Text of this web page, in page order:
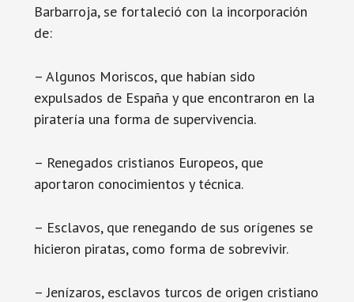
Barbarroja, se fortaleció con la incorporación
de:
– Algunos Moriscos, que habían sido
expulsados de España y que encontraron en la
piratería una forma de supervivencia.
– Renegados cristianos Europeos, que
aportaron conocimientos y técnica.
– Esclavos, que renegando de sus orígenes se
hicieron piratas, como forma de sobrevivir.
– Jenízaros, esclavos turcos de origen cristiano